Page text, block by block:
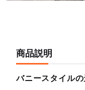
商品説明
バニースタイル